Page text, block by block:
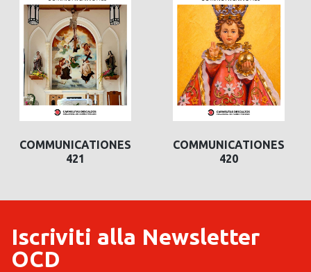
COMMUNICATIONES
420
COMMUNICATIONES
419
Iscriviti alla Newsletter
OCD